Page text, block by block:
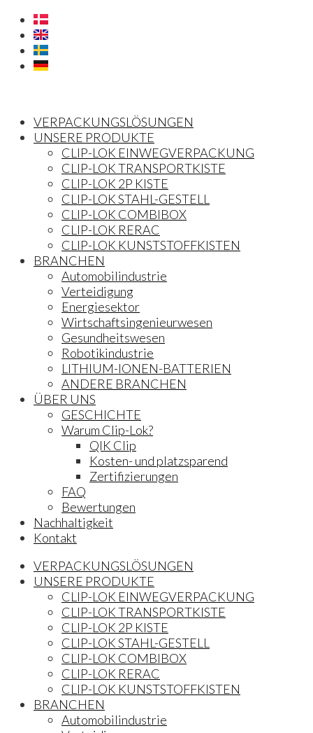
VERPACKUNGSLÖSUNGEN
UNSERE PRODUKTE
CLIP-LOK EINWEGVERPACKUNG
CLIP-LOK TRANSPORTKISTE
CLIP-LOK 2P KISTE
CLIP-LOK STAHL-GESTELL
CLIP-LOK COMBIBOX
CLIP-LOK RERAC
CLIP-LOK KUNSTSTOFFKISTEN
BRANCHEN
Automobilindustrie
Verteidigung
Energiesektor
Wirtschaftsingenieurwesen
Gesundheitswesen
Robotikindustrie
LITHIUM-IONEN-BATTERIEN
ANDERE BRANCHEN
ÜBER UNS
GESCHICHTE
Warum Clip-Lok?
QIK Clip
Kosten- und platzsparend
Zertifizierungen
FAQ
Bewertungen
Nachhaltigkeit
Kontakt
VERPACKUNGSLÖSUNGEN
UNSERE PRODUKTE
CLIP-LOK EINWEGVERPACKUNG
CLIP-LOK TRANSPORTKISTE
CLIP-LOK 2P KISTE
CLIP-LOK STAHL-GESTELL
CLIP-LOK COMBIBOX
CLIP-LOK RERAC
CLIP-LOK KUNSTSTOFFKISTEN
BRANCHEN
Automobilindustrie